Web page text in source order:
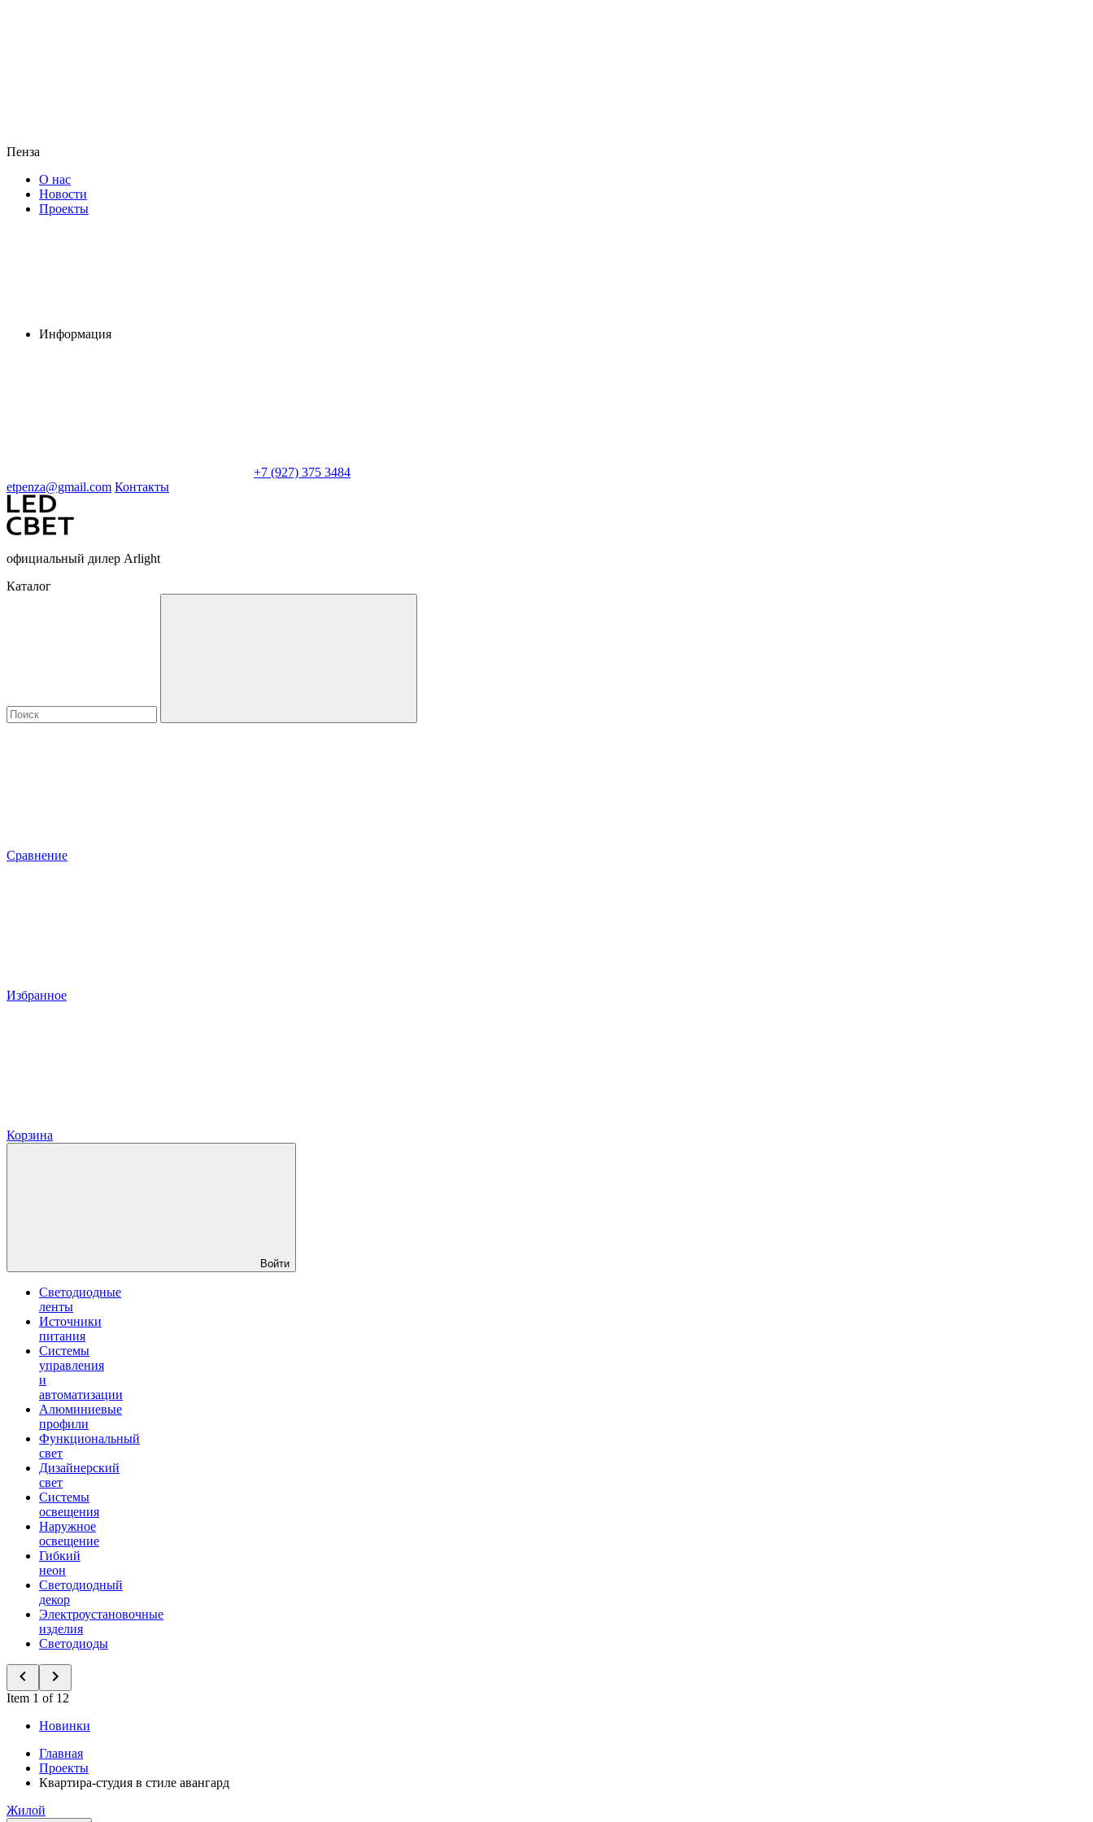
Пенза
О нас
Новости
Проекты
Информация
+7 (927) 375 3484
etpenza@gmail.com Контакты
официальный дилер Arlight
Каталог
Сравнение
Избранное
Корзина
Войти
Светодиодные
ленты
Источники
питания
Системы
управления
и
автоматизации
Алюминиевые
профили
Функциональный
свет
Дизайнерский
свет
Системы
освещения
Наружное
освещение
Гибкий
неон
Светодиодный
декор
Электроустановочные
изделия
Светодиоды
Item 1 of 12
Новинки
Главная
Проекты
Квартира-студия в стиле авангард
Жилой